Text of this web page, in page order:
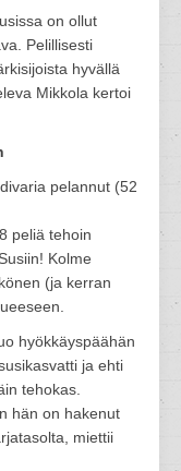
on ollut
Pelillisesti
hyvällä
Mikkola kertoi
pelannut (52
peliä tehoin
Kolme
(ja kerran
hyökkäyspäähän
ja ehti
tehokas.
hän on hakenut
miettii